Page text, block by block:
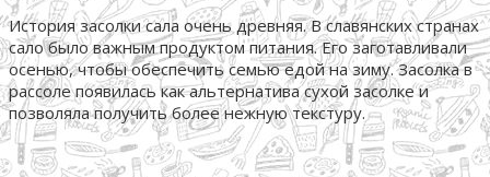
История засолки сала очень древняя. В славянских странах
сало было важным продуктом питания. Его заготавливали
осенью, чтобы обеспечить семью едой на зиму. Засолка в
рассоле появилась как альтернатива сухой засолке и
позволяла получить более нежную текстуру.